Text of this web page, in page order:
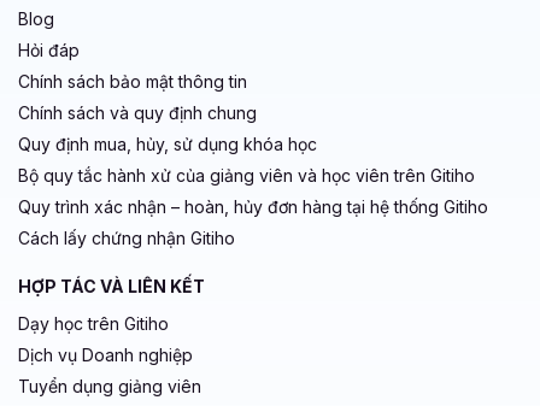
Blog
Hỏi đáp
Chính sách bảo mật thông tin
Chính sách và quy định chung
Quy định mua, hủy, sử dụng khóa học
Bộ quy tắc hành xử của giảng viên và học viên trên Gitiho
Quy trình xác nhận – hoàn, hủy đơn hàng tại hệ thống Gitiho
Cách lấy chứng nhận Gitiho
HỢP TÁC VÀ LIÊN KẾT
Dạy học trên Gitiho
Dịch vụ Doanh nghiệp
Tuyển dụng giảng viên